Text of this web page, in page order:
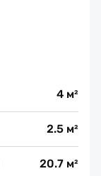
4 м²
2.5 м²
20.7 м²